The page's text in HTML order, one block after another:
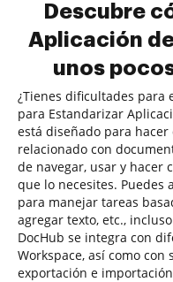
Descubre
Aplicación
unos
¿Tienes dificultades para
para Estandarizar
está diseñado para
relacionado con
de navegar, usar y hacer
que lo necesites. Puedes
para manejar tareas
agregar texto, etc.,
DocHub se integra con
Workspace, así como
exportación e